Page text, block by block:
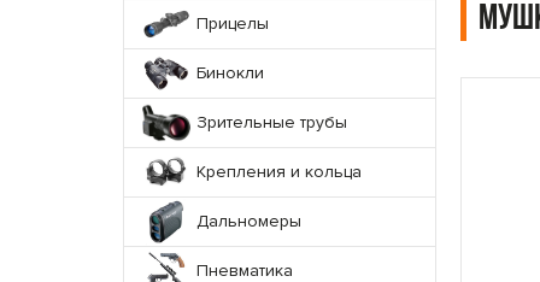
Прицелы
Бинокли
Зрительные трубы
Крепления и кольца
Дальномеры
Пневматика